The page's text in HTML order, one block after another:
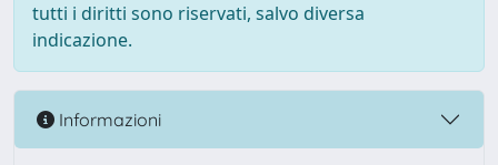
tutti i diritti sono riservati, salvo diversa
indicazione.
Informazioni